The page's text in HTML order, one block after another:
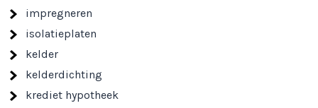
impregneren
isolatieplaten
kelder
kelderdichting
krediet hypotheek